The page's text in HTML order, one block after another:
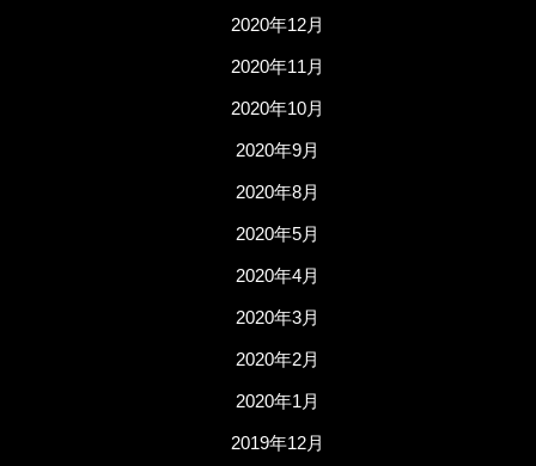
2020年12月
2020年11月
2020年10月
2020年9月
2020年8月
2020年5月
2020年4月
2020年3月
2020年2月
2020年1月
2019年12月